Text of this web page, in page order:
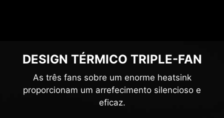
DESIGN TÉRMICO TRIPLE-FAN
As três fans sobre um enorme heatsink
proporcionam um arrefecimento silencioso e
eficaz.